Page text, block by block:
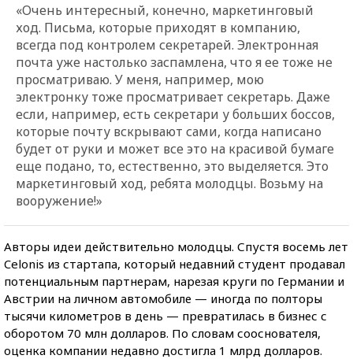
«Очень интересный, конечно, маркетинговый
ход. Письма, которые приходят в компанию,
всегда под контролем секретарей. Электронная
почта уже настолько заспамлена, что я ее тоже не
просматриваю. У меня, например, мою
электронку тоже просматривает секретарь. Даже
если, например, есть секретари у больших боссов,
которые почту вскрывают сами, когда написано
будет от руки и может все это на красивой бумаге
еще подано, то, естественно, это выделяется. Это
маркетинговый ход, ребята молодцы. Возьму на
вооружение!»
Авторы идеи действительно молодцы. Спустя восемь лет
Celonis из стартапа, который недавний студент продавал
потенциальным партнерам, нарезая круги по Германии и
Австрии на личном автомобиле — иногда по полторы
тысячи километров в день — превратилась в бизнес с
оборотом 70 млн долларов. По словам сооснователя,
оценка компании недавно достигла 1 млрд долларов.